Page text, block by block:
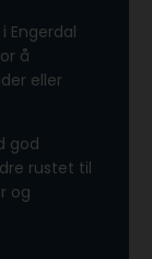
Engerdal
å
eller
god
rustet til
og